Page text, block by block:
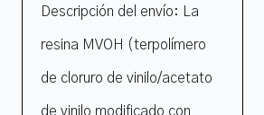
Descripción del envío: La
resina MVOH (terpolímero
de cloruro de vinilo/acetato
de vinilo modificado con